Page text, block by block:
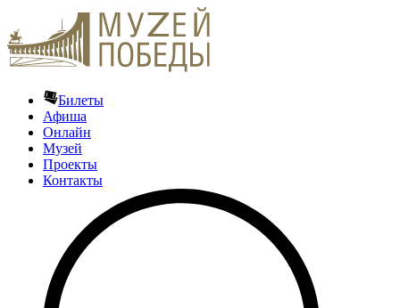
Билеты
Афиша
Онлайн
Музей
Проекты
Контакты